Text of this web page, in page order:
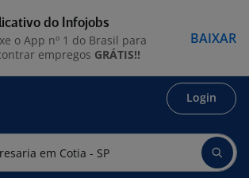
Login
do Infojobs
o App nº 1 do Brasil para
empregos GRÁTIS!!
BAIXAR